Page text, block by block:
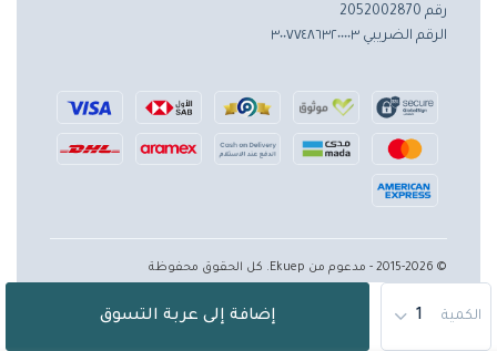
الكمية إضافة إلى عربة التسوق
رقم 2052002870
الرقم الضريبي ٣٠٠٧٧٤٨٦٣٢٠٠٠٠٣
© 2015-2026 - مدعوم من Ekuep. كل الحقوق محفوظة